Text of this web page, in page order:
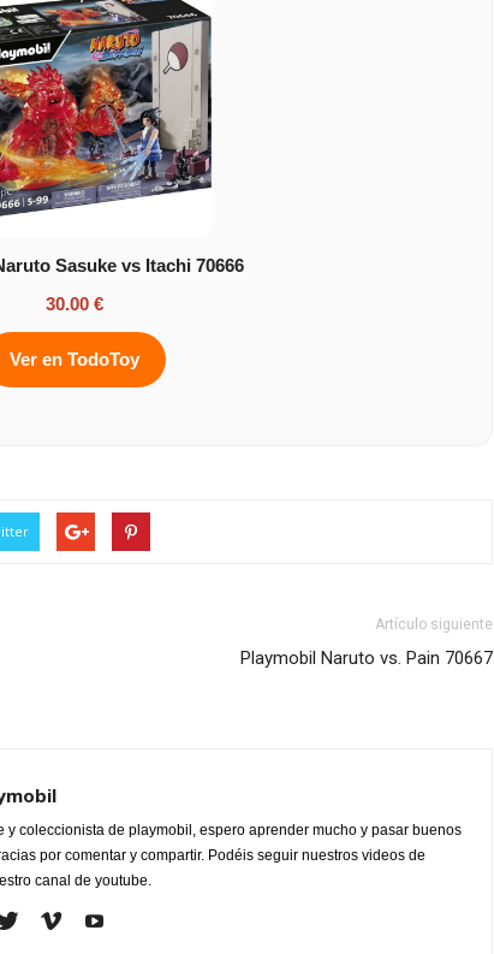
Sasuke vs Itachi 70666
30.00 €
Ver en TodoToy
Artículo siguiente
Playmobil Naruto vs. Pain 70667
y coleccionista de playmobil, espero aprender mucho y pasar buenos
por comentar y compartir. Podéis seguir nuestros videos de
canal de youtube.